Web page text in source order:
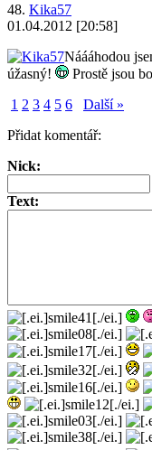
48. Kika57
01.04.2012 [20:58]
Náááhodou
úžasný!
Prostě jsou
1 2 3 4 5 6
Další »
Přidat komentář:
Nick:
Text: